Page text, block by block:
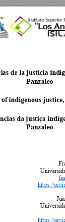
as de la justicia
Panzaleo
of indigenous
as da justiça
Panzaleo
https://
https://